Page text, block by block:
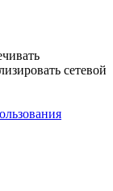
сетевой